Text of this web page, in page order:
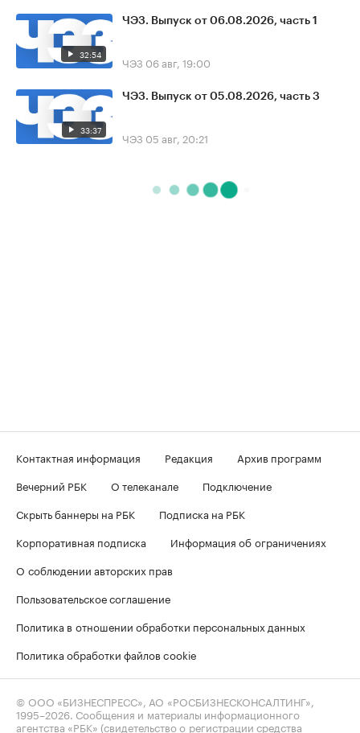
32:54
ЧЭЗ. Выпуск от 06.08.2026, часть 1
ЧЭЗ 06 авг, 19:00
33:37
ЧЭЗ. Выпуск от 05.08.2026, часть 3
ЧЭЗ 05 авг, 20:21
Контактная информация Редакция
Архив программ
Вечерний РБК
О телеканале
Подключение
Скрыть баннеры на РБК
Подписка на РБК
Корпоративная подписка
Информация об ограничениях
О соблюдении авторских прав
Пользовательское соглашение
Политика в отношении обработки персональных данных
Политика обработки файлов cookie
© ООО «БИЗНЕСПРЕСС», АО «РОСБИЗНЕСКОНСАЛТИНГ»,
1995–2026 . Сообщения и материалы информационного
агентства «РБК» (свидетельство о регистрации средства